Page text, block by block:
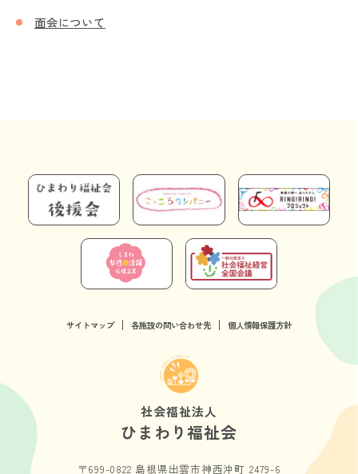
面会について
サイトマップ 各施設の問い合わせ先 個人情報保護方針
社会福祉法人
ひまわり福祉会
〒699-0822 島根県出雲市神西沖町 2479-6